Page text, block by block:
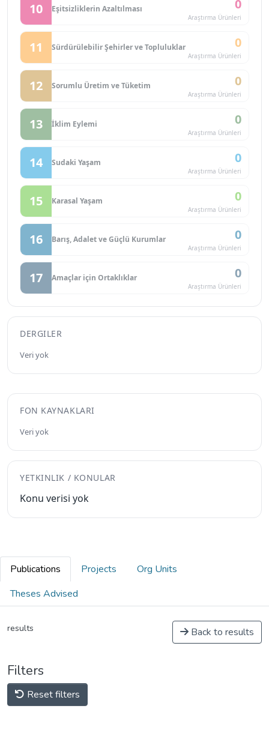
10 Eşitsizliklerin Azaltılması 0
Araştırma Ürünleri
11 Sürdürülebilir Şehirler ve Topluluklar 0
Araştırma Ürünleri
12 Sorumlu Üretim ve Tüketim 0
Araştırma Ürünleri
13 İklim Eylemi 0
Araştırma Ürünleri
14 Sudaki Yaşam 0
Araştırma Ürünleri
15 Karasal Yaşam 0
Araştırma Ürünleri
16 Barış, Adalet ve Güçlü Kurumlar 0
Araştırma Ürünleri
17 Amaçlar için Ortaklıklar 0
Araştırma Ürünleri
DERGILER
Veri yok
FON KAYNAKLARI
Veri yok
YETKINLIK / KONULAR
Konu verisi yok
Publications Projects
Org Units
Theses Advised
results Back to results
Filters
Reset filters